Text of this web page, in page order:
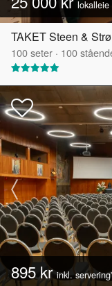
lokalleie
TAKET Steen &
100seter · 100
895 krinkl.